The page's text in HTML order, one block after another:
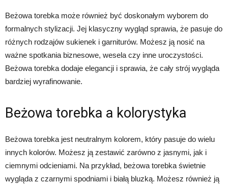
Beżowa torebka może również być doskonałym wyborem do
formalnych stylizacji. Jej klasyczny wygląd sprawia, że pasuje do
różnych rodzajów sukienek i garniturów. Możesz ją nosić na
ważne spotkania biznesowe, wesela czy inne uroczystości.
Beżowa torebka dodaje elegancji i sprawia, że cały strój wygląda
bardziej wyrafinowanie.
Beżowa torebka a kolorystyka
Beżowa torebka jest neutralnym kolorem, który pasuje do wielu
innych kolorów. Możesz ją zestawić zarówno z jasnymi, jak i
ciemnymi odcieniami. Na przykład, beżowa torebka świetnie
wygląda z czarnymi spodniami i białą bluzką. Możesz również ją